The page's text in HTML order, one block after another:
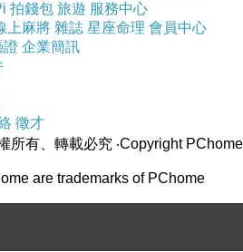
拍錢包 旅遊 服務中心
上麻將 雜誌 星座命理 會員中心
證 企業簡訊
徵才
所有、轉載必究 ‧Copyright PChome
are trademarks of PChome